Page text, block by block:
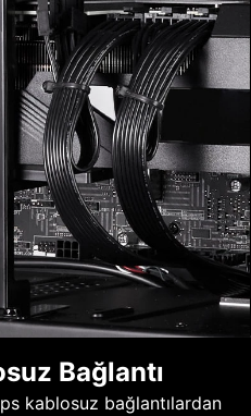
Bağlantı
kablosuz bağlantılardan